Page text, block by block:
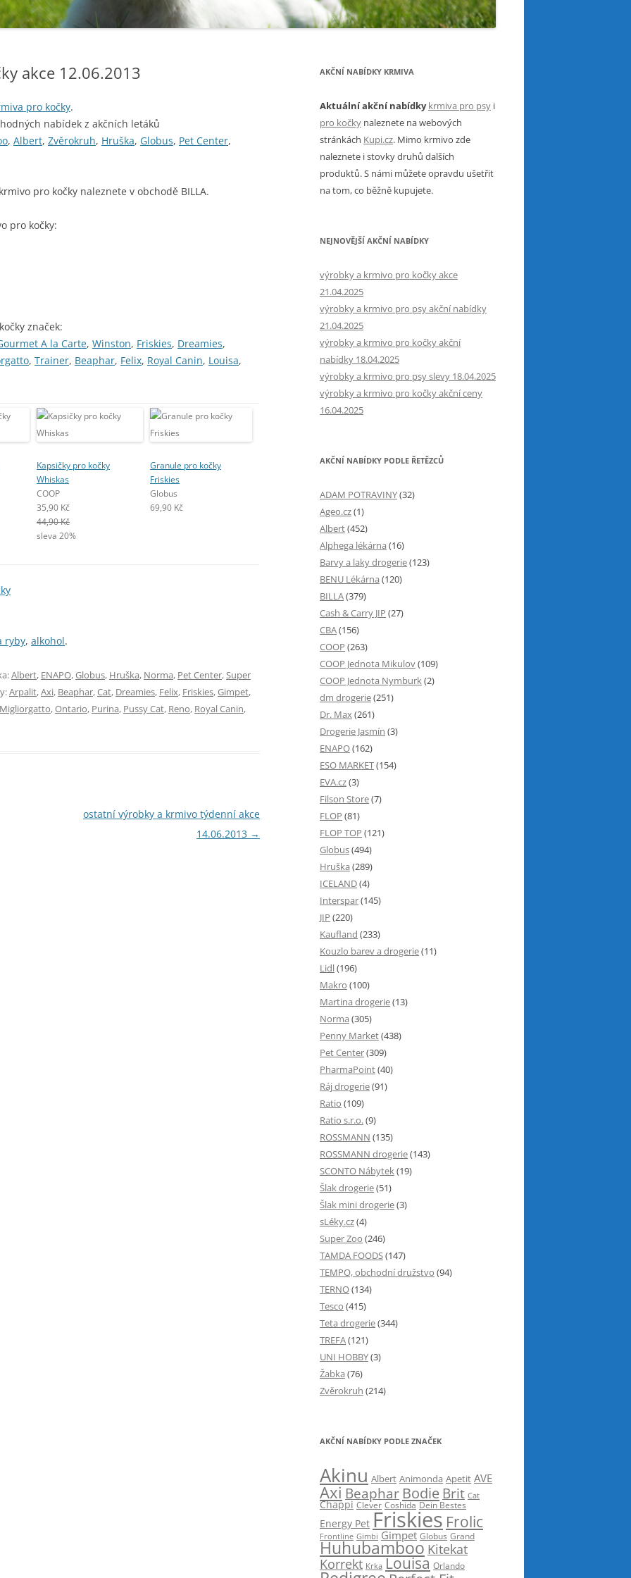
akce 12.06.2013
pro kočky.
nabídek z akčních letáků
, Albert, Zvěrokruh, Hruška, Globus, Pet Center,
pro kočky naleznete v obchodě BILLA.
pro kočky:
značek:
A la Carte, Winston, Friskies, Dreamies,
, Trainer, Beaphar, Felix, Royal Canin, Louisa,
Kapsičky pro kočky
Whiskas
COOP
35,90 Kč
44,90 Kč
sleva 20%
Granule pro kočky
Friskies
Globus
69,90 Kč
ryby, alkohol.
Albert, ENAPO,Globus, Hruška, Norma, Pet Center,Super
Arpalit,Axi, Beaphar,Cat, Dreamies, Felix, Friskies,Gimpet,
Migliorgatto,Ontario, Purina, Pussy Cat, Reno, Royal Canin,
ostatní výrobky a krmivo týdenní akce
14.06.2013 →
AKČNÍ NABÍDKY KRMIVA
Aktuální akční nabídky krmiva pro psy i
pro kočky naleznete na webových
stránkách Kupi.cz. Mimo krmivo zde
naleznete i stovky druhů dalších
produktů. S námi můžete opravdu ušetřit
na tom, co běžně kupujete.
NEJNOVĚJŠÍ AKČNÍ NABÍDKY
výrobky a krmivo pro kočky akce
21.04.2025
výrobky a krmivo pro psy akční nabídky
21.04.2025
výrobky a krmivo pro kočky akční
nabídky 18.04.2025
výrobky a krmivo pro psy slevy 18.04.2025
výrobky a krmivo pro kočky akční ceny
16.04.2025
AKČNÍ NABÍDKY PODLE ŘETĚZCŮ
ADAM POTRAVINY(32)
Ageo.cz(1)
Albert(452)
Alphega lékárna (16)
Barvy a laky drogerie(123)
BENU Lékárna (120)
BILLA(379)
Cash & Carry JIP (27)
CBA(156)
COOP (263)
COOP Jednota Mikulov(109)
COOP Jednota Nymburk(2)
dm drogerie(251)
Dr. Max(261)
Drogerie Jasmín (3)
ENAPO(162)
ESO MARKET(154)
EVA.cz(3)
Filson Store(7)
FLOP (81)
FLOP TOP (121)
Globus(494)
Hruška (289)
ICELAND(4)
Interspar(145)
JIP (220)
Kaufland (233)
Kouzlo barev a drogerie(11)
Lidl(196)
Makro (100)
Martina drogerie(13)
Norma (305)
Penny Market(438)
Pet Center(309)
PharmaPoint(40)
Ráj drogerie(91)
Ratio (109)
Ratio s.r.o.(9)
ROSSMANN (135)
ROSSMANN drogerie(143)
SCONTO Nábytek(19)
Šlak drogerie(51)
Šlak mini drogerie(3)
sLéky.cz(4)
Super Zoo (246)
TAMDA FOODS(147)
TEMPO, obchodní družstvo (94)
TERNO(134)
Tesco (415)
Teta drogerie(344)
TREFA(121)
UNI HOBBY(3)
Žabka (76)
Zvěrokruh (214)
AKČNÍ NABÍDKY PODLE ZNAČEK
Akinu Albert Animonda Apetit AVE
Axi Beaphar Bodie Brit Cat
Chappi Clever Coshida Dein Bestes
Energy Pet Friskies Frolic
Frontline Gimbi Gimpet Globus Grand
Huhubamboo Kitekat
Korrekt Krka Louisa Orlando